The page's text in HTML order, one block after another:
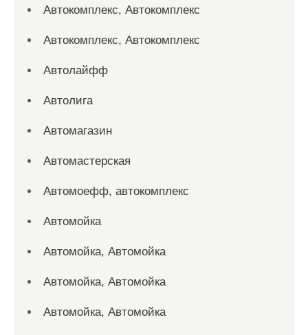
Автокомплекс, Автокомплекс
Автокомплекс, Автокомплекс
Автолайфф
Автолига
Автомагазин
Автомастерская
Автомоефф, автокомплекс
Автомойка
Автомойка, Автомойка
Автомойка, Автомойка
Автомойка, Автомойка